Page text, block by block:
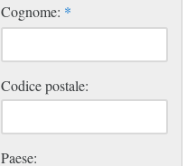
Cognome: *
Codice postale:
Paese: